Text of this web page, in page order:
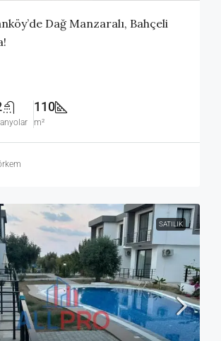
Dağ Manzaralı, Bahçeli
110
m²
SATILIK